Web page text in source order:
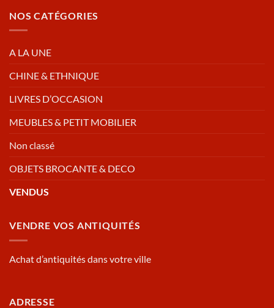
NOS CATÉGORIES
A LA UNE
CHINE & ETHNIQUE
LIVRES D’OCCASION
MEUBLES & PETIT MOBILIER
Non classé
OBJETS BROCANTE & DECO
VENDUS
VENDRE VOS ANTIQUITÉS
Achat d’antiquités dans votre ville
ADRESSE